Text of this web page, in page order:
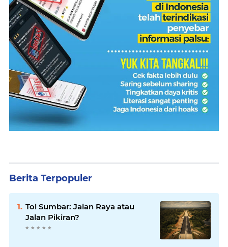
Berita Terpopuler
Tol Sumbar: Jalan Raya atau
Jalan Pikiran?